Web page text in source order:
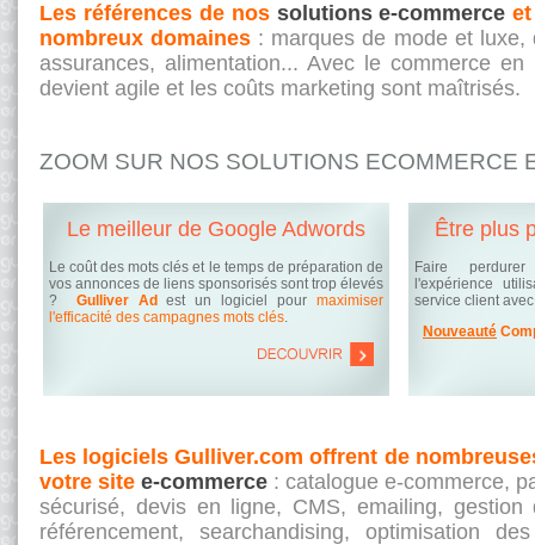
Les références de nos solutions e-commerce
nombreux domaines : marques de mode et luxe,
assurances, alimentation... Avec le commerce
devient agile et les coûts marketing sont maîtrisés.
ZOOM SUR NOS SOLUTIONS ECOMMERCE
Le meilleur de Google Adwords
Le coût des mots clés et le temps de préparation de
vos annonces de liens sponsorisés sont trop élevés
? Gulliver Ad est un logiciel pour maximiser
l'efficacité des campagnes mots clés.
Être plus
Faire
l'expérience
service client
Nouveauté
Les logiciels Gulliver.com offrent de
votre site e-commerce : catalogue e-commerce,
sécurisé, devis en ligne, CMS, emailing, gestion
référencement, searchandising, optimisation